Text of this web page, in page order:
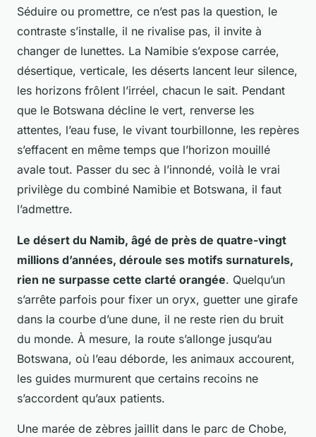
Séduire ou promettre, ce n’est pas la question, le
contraste s’installe, il ne rivalise pas, il invite à
changer de lunettes. La Namibie s’expose carrée,
désertique, verticale, les déserts lancent leur silence,
les horizons frôlent l’irréel, chacun le sait. Pendant
que le Botswana décline le vert, renverse les
attentes, l’eau fuse, le vivant tourbillonne, les repères
s’effacent en même temps que l’horizon mouillé
avale tout. Passer du sec à l’innondé, voilà le vrai
privilège du combiné Namibie et Botswana, il faut
l’admettre.
Le désert du Namib, âgé de près de quatre-vingt
millions d’années, déroule ses motifs surnaturels,
rien ne surpasse cette clarté orangée. Quelqu’un
s’arrête parfois pour fixer un oryx, guetter une girafe
dans la courbe d’une dune, il ne reste rien du bruit
du monde. À mesure, la route s’allonge jusqu’au
Botswana, où l’eau déborde, les animaux accourent,
les guides murmurent que certains recoins ne
s’accordent qu’aux patients.
Une marée de zèbres jaillit dans le parc de Chobe,